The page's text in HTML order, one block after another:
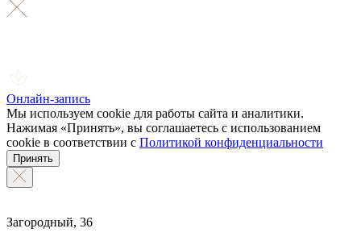
Онлайн-запись
Мы используем cookie для работы сайта и аналитики.
Нажимая «Принять», вы соглашаетесь с использованием
cookie в соответствии с Политикой конфиденциальности
Принять
Загородный, 36